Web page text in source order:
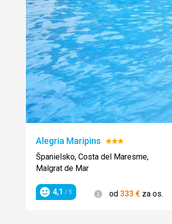
Alegria Maripins Hodnotenie:
3/5
Španielsko, Costa del Maresme,
Malgrat de Mar
Hodnotenie
4,1 / 5 Informácie
od 333 € za os.